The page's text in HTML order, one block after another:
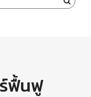
ฟื้นฟู